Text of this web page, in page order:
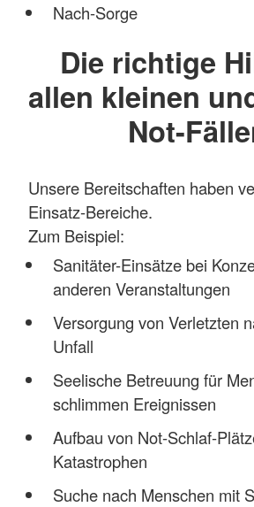
Nach-Sorge
Die richtige
allen kleinen
Not-
Unsere Bereitschaften haben
Einsatz-Bereiche.
Zum Beispiel:
Sanitäter-Einsätze bei
anderen Veranstaltungen
Versorgung von Verletzten
Unfall
Seelische Betreuung für
schlimmen Ereignissen
Aufbau von Not-Schlaf-
Katastrophen
Suche nach Menschen mit